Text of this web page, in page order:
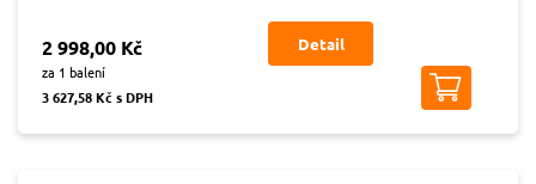
2 998,00 Kč
za 1 balení
3 627,58 Kč s DPH
Detail